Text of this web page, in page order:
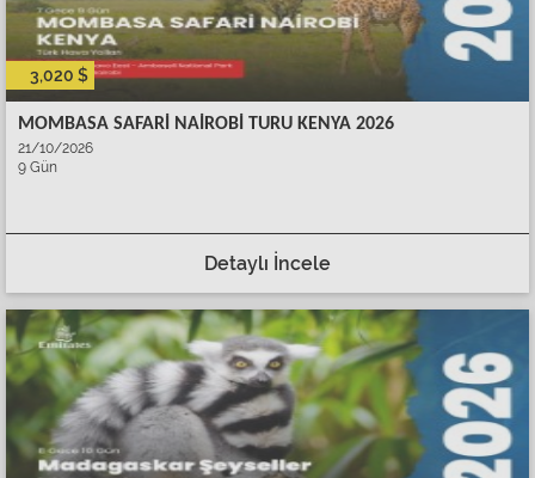
3,020 $
MOMBASA SAFARİ NAİROBİ TURU KENYA 2026
21/10/2026
9 Gün
Detaylı İncele